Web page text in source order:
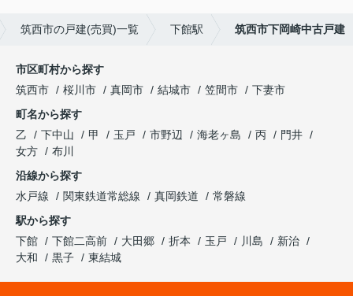
筑西市の戸建(売買)一覧 下館駅 筑西市下岡崎中古戸建
市区町村から探す
筑西市
桜川市 真岡市 結城市 笠間市
下妻市
町名から探す
乙
下中山 甲 玉戸 市野辺 海老ヶ島 丙
門井
女方
布川
沿線から探す
水戸線
関東鉄道常総線 真岡鉄道
常磐線
駅から探す
下館
下館二高前 大田郷 折本 玉戸 川島
新治
大和
黒子 東結城